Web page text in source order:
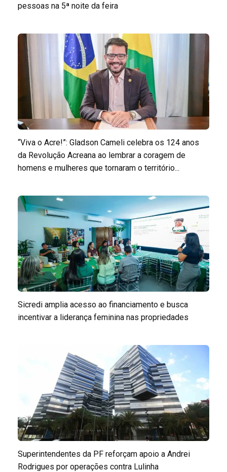
pessoas na 5ª noite da feira
“Viva o Acre!”: Gladson Cameli celebra os 124 anos
da Revolução Acreana ao lembrar a coragem de
homens e mulheres que tornaram o território...
Sicredi amplia acesso ao financiamento e busca
incentivar a liderança feminina nas propriedades
Superintendentes da PF reforçam apoio a Andrei
Rodrigues por operações contra Lulinha